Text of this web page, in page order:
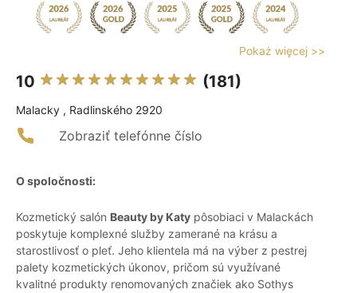
Pokaż więcej >>
10 (181)
Malacky , Radlinského 2920
Zobraziť telefónne číslo
O spoločnosti:
Kozmetický salón Beauty by Katy pôsobiaci v Malackách
poskytuje komplexné služby zamerané na krásu a
starostlivosť o pleť. Jeho klientela má na výber z pestrej
palety kozmetických úkonov, pričom sú využívané
kvalitné produkty renomovaných značiek ako Sothys